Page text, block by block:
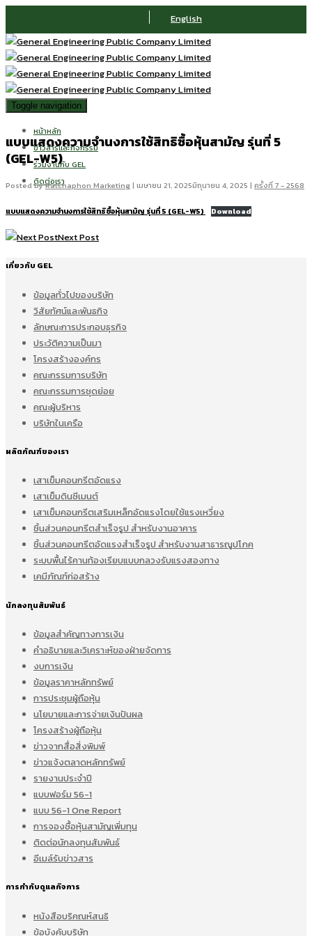
English
Toggle navigation
หน้าหลัก
ข่าวสารและกิจกรรม
ร่วมงานกับ GEL
ติดต่อเรา
แบบแสดงความจำนงการใช้สิทธิซื้อหุ้นสามัญ รุ่นที่ 5
(GEL-W5)
Posted byRatchaphon Marketing| เมษายน 21, 2025มิถุนายน 4, 2025 | ครั้งที่ 7 - 2568
แบบแสดงความจำนงการใช้สิทธิซื้อหุ้นสามัญ รุ่นที่ 5 (GEL-W5) Download
Next Post
เกี่ยวกับ GEL
ข้อมูลทั่วไปของบริษัท
วิสัยทัศน์และพันธกิจ
ลักษณะการประกอบธุรกิจ
ประวัติความเป็นมา
โครงสร้างองค์กร
คณะกรรมการบริษัท
คณะกรรมการชุดย่อย
คณะผู้บริหาร
บริษัทในเครือ
ผลิตภัณฑ์ของเรา
เสาเข็มคอนกรีตอัดแรง
เสาเข็มดินซีเมนต์
เสาเข็มคอนกรีตเสริมเหล็กอัดแรงโดยใช้แรงเหวี่ยง
ชิ้นส่วนคอนกรีตสำเร็จรูป สำหรับงานอาคาร
ชิ้นส่วนคอนกรีตอัดแรงสำเร็จรูป สำหรับงานสาธารณูปโภค
ระบบพื้นไร้คานท้องเรียบแบบกลวงรับแรงสองทาง
เคมีภัณฑ์ก่อสร้าง
นักลงทุนสัมพันธ์
ข้อมูลสำคัญทางการเงิน
คำอธิบายและวิเคราะห์ของฝ่ายจัดการ
งบการเงิน
ข้อมูลราคาหลักทรัพย์
การประชุมผู้ถือหุ้น
นโยบายและการจ่ายเงินปันผล
โครงสร้างผู้ถือหุ้น
ข่าวจากสื่อสิ่งพิมพ์
ข่าวแจ้งตลาดหลักทรัพย์
รายงานประจำปี
แบบฟอร์ม 56-1
แบบ 56-1 One Report
การจองซื้อหุ้นสามัญเพิ่มทุน
ติดต่อนักลงทุนสัมพันธ์
อีเมล์รับข่าวสาร
การกำกับดูแลกิจการ
หนังสือบริคณห์สนธิ
ข้อบังคับบริษัท